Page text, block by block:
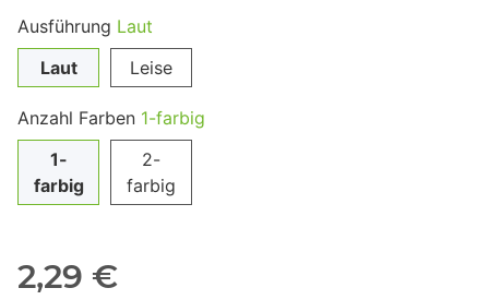
Ausführung Laut
Laut
Leise
Anzahl Farben 1-farbig
1-
farbig
2-
farbig
2,29 €